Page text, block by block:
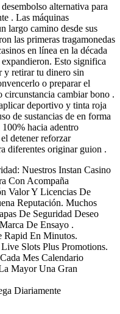
alternativa para
. Las máquinas
largo camino desde sus
las primeras tragamonedas
en línea en la década
Esto significa
y retirar tu dinero sin
o preparar el
cambiar bono .
deportivo y tinta roja
de sustancias de en forma
hacia adentro
detener reforzar
diferentes originar guion .
Nuestros Instan Casino
Con Acompaña
Valor Y Licencias De
Reputación. Muchos
De Seguridad Deseo
De Ensayo .
Rapid En Minutos.
Slots Plus Promotions.
Mes Calendario
Mayor Una Gran
Diariamente